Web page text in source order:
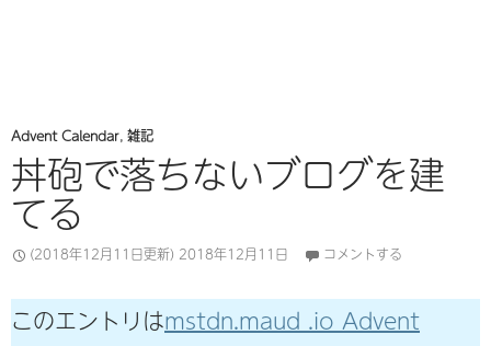
Advent Calendar, 雑記
丼砲で落ちないブログを建
てる
(2018年12月11日更新) 2018年12月11日 コメントする
このエントリはmstdn.maud .io Advent